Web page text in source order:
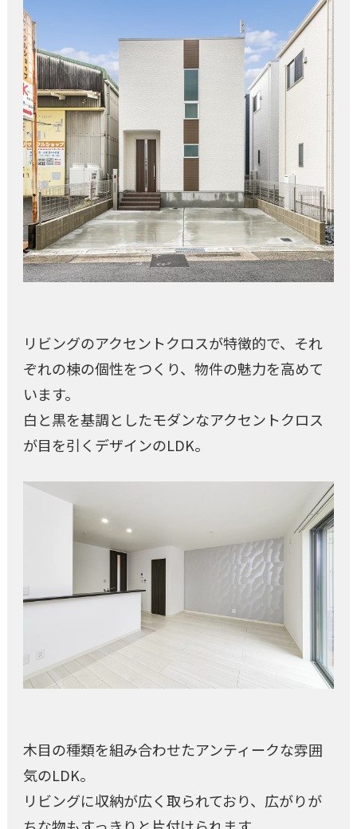
リビングのアクセントクロスが特徴的で、それ
ぞれの棟の個性をつくり、物件の魅力を高めて
います。
白と黒を基調としたモダンなアクセントクロス
が目を引くデザインのLDK。
木目の種類を組み合わせたアンティークな雰囲
気のLDK。
リビングに収納が広く取られており、広がりが